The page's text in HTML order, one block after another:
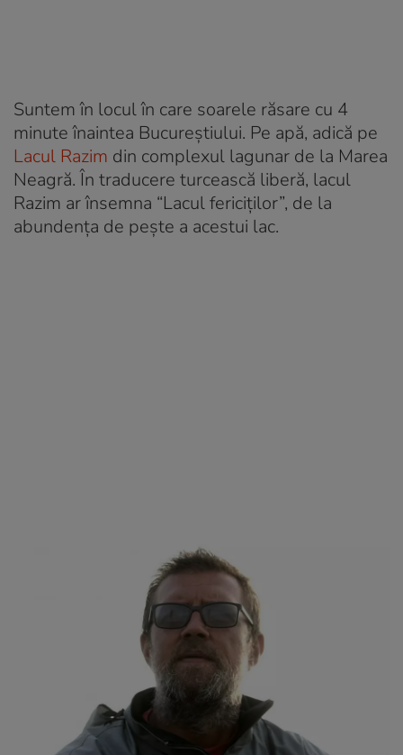
Suntem în locul în care soarele răsare cu 4
minute înaintea Bucureştiului. Pe apă, adică pe
Lacul Razim din complexul lagunar de la Marea
Neagră. În traducere turcească liberă, lacul
Razim ar însemna “Lacul fericiţilor”, de la
abundența de pește a acestui lac.